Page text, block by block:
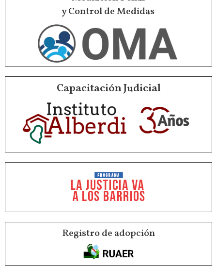
y Control de Medidas
Capacitación Judicial
Registro de adopción